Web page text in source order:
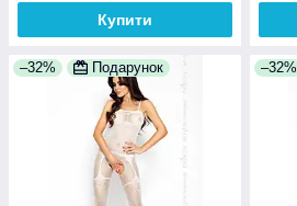
Купити
–32% Подарунок –32%